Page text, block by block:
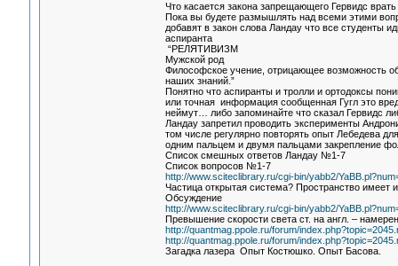
Что касается закона запрещающего Гервидс
Пока вы будете размышлять над всеми этими
добавят в закон слова Ландау что все студенты
аспиранта
“РЕЛЯТИВИЗМ
Мужской род
Философское учение, отрицающее возможность
наших знаний.”
Понятно что аспиранты и тролли и ортодоксы
или точная информация сообщенная Гугл это
неймут… либо запоминайте что сказал Гервидс
Ландау запретил проводить эксперименты
том числе регулярно повторять опыт Лебедева
одним пальцем и двумя пальцами закрепление
Список смешных ответов Ландау №1-7
Список вопросов №1-7
http://www.sciteclibrary.ru/cgi-bin/yabb2/
Частица открытая система? Пространство имеет
Обсуждение
http://www.sciteclibrary.ru/cgi-bin/yabb2/
Превышение скорости света ст. на англ. –
http://quantmag.ppole.ru/forum/
http://quantmag.ppole.ru/forum/
Загадка лазера Опыт Костюшко. Опыт Басова.